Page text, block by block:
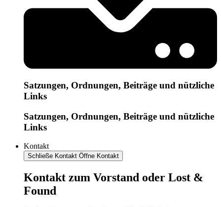
Satzungen, Ordnungen, Beiträge und nützliche
Links
Satzungen, Ordnungen, Beiträge und nützliche
Links
Kontakt
Schließe Kontakt Öffne Kontakt
Kontakt zum Vorstand oder Lost &
Found